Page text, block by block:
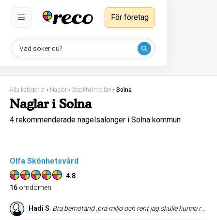
Vad söker du?
För företag
Alla kategorier › Naglar › Stockholms län › Solna
Naglar i Solna
4 rekommenderade nagelsalonger i Solna kommun
Olfa Skönhetsvård
4.8
16 omdömen
Hadi S: Bra bemötand ,bra miljö och rent jag skulle kunna rekomendera till nån vän.